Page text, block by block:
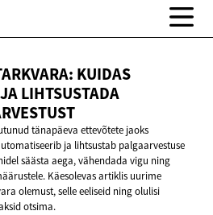
KUIDAS
LIHTSUSTADA
tänapäeva ettevõtete jaoks
ja lihtsustab palgaarvestuse
säästa aega, vähendada vigu ning
Käesolevas artiklis uurime
olemust, selle eeliseid ning olulisi
otsima.